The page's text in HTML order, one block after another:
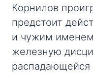
Корнилов
предстоит
и чужим
железную
распадающейся